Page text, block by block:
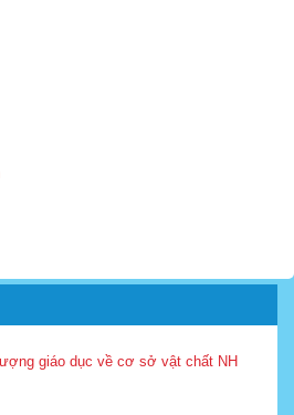
giáo dục về cơ sở vật chất NH